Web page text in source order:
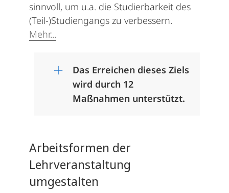
sinnvoll, um u.a. die Studierbarkeit des
(Teil-)Studiengangs zu verbessern.
Mehr...
Das Erreichen dieses Ziels
wird durch 12
Maßnahmen unterstützt.
Arbeitsformen der
Lehrveranstaltung
umgestalten